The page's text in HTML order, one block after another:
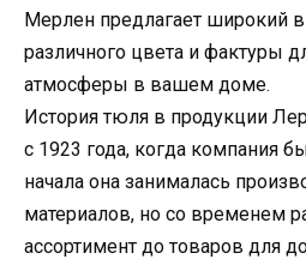
Мерлен предлагает широкий
различного цвета и фактуры
атмосферы в вашем доме.
История тюля в продукции
с 1923 года, когда компания
начала она занималась
материалов, но со временем
ассортимент до товаров для